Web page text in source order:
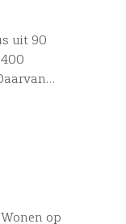
uit 90
projecten
de
Wij zijn